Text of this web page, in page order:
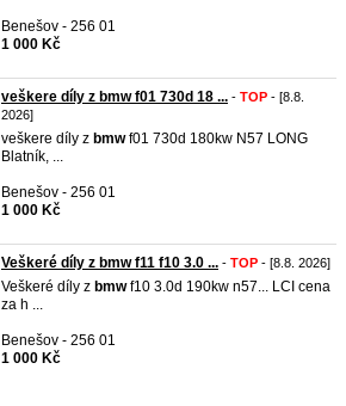
Benešov - 256 01
1 000 Kč
veškere díly z bmw f01 730d 18 ... - TOP - [8.8.
2026]
veškere díly z bmwf01 730d 180kw N57 LONG
Blatník, ...
Benešov - 256 01
1 000 Kč
Veškeré díly z bmw f11 f10 3.0 ... - TOP - [8.8. 2026]
Veškeré díly z bmwf10 3.0d 190kw n57... LCI cena
za h ...
Benešov - 256 01
1 000 Kč